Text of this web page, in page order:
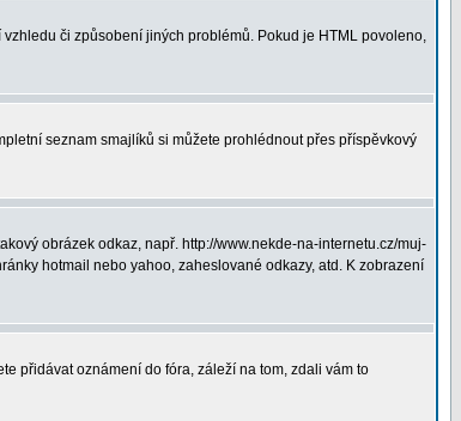
či způsobení jiných problémů. Pokud je HTML povoleno,
seznam smajlíků si můžete prohlédnout přes příspěvkový
obrázek odkaz, např. http://www.nekde-na-internetu.cz/muj-
hotmail nebo yahoo, zaheslované odkazy, atd. K zobrazení
přidávat oznámení do fóra, záleží na tom, zdali vám to